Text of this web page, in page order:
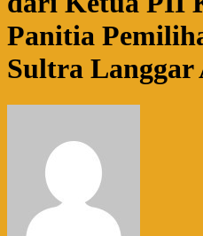
Panitia
Sultra Langgar